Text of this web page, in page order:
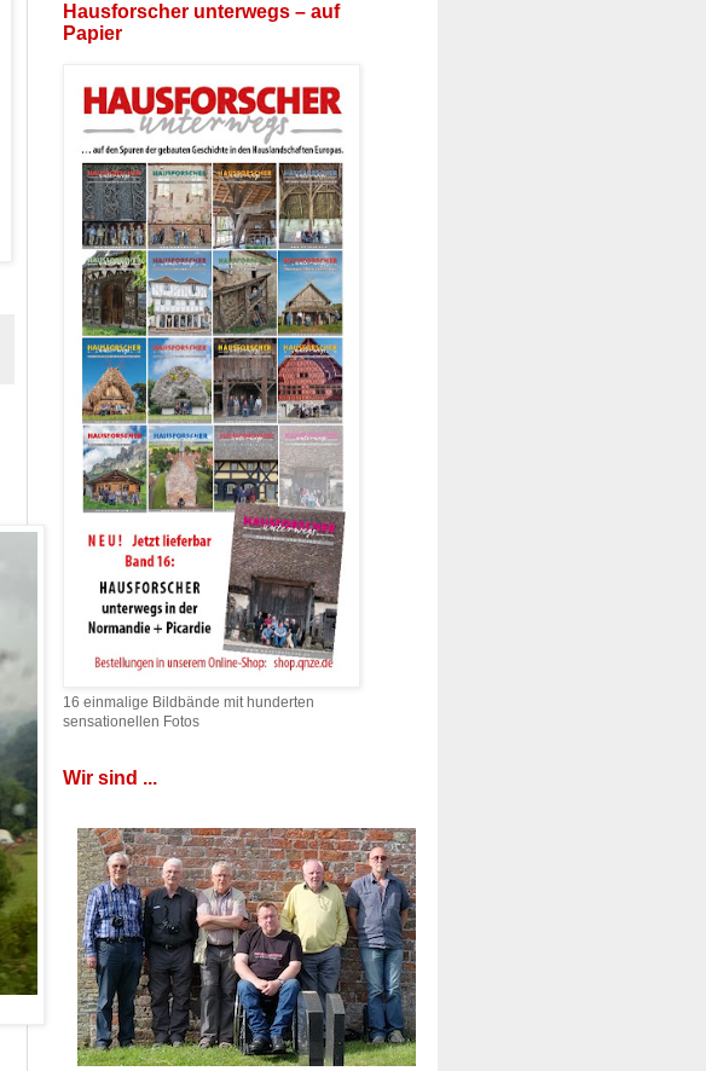
Hausforscher unterwegs – auf
Papier
16 einmalige Bildbände mit hunderten
sensationellen Fotos
Wir sind ...